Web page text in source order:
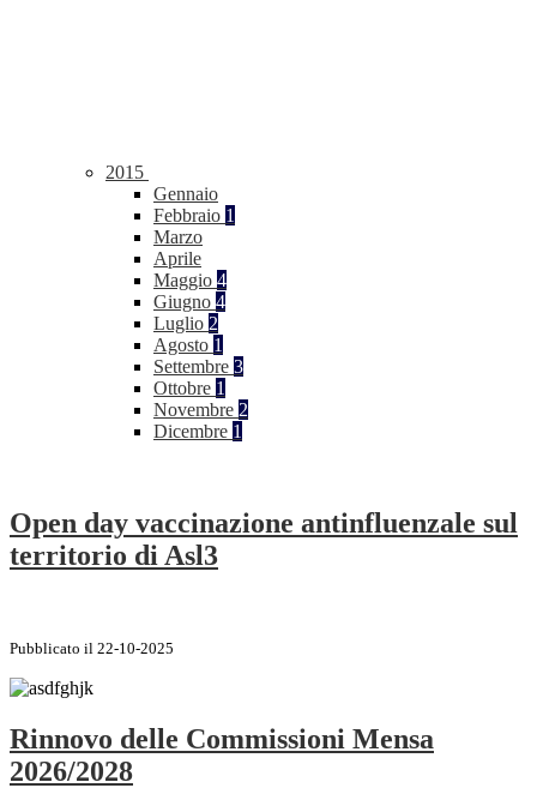
2015
Gennaio
Febbraio 1
Marzo
Aprile
Maggio 4
Giugno 4
Luglio 2
Agosto 1
Settembre 3
Ottobre 1
Novembre 2
Dicembre 1
Open day vaccinazione antinfluenzale sul
territorio di Asl3
Pubblicato il 22-10-2025
Rinnovo delle Commissioni Mensa
2026/2028